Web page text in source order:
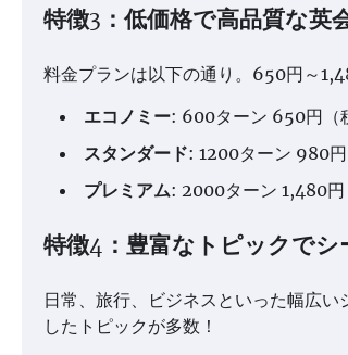
特徴3：低価格で高品質な英
料金プランは以下の通り。650円～
エコノミー: 600ターン 650円（
スタンダード: 1200ターン 980円
プレミアム: 2000ターン 1,480円
特徴4：豊富なトピックで
日常、旅行、ビジネスといった幅広
したトピックが多数！